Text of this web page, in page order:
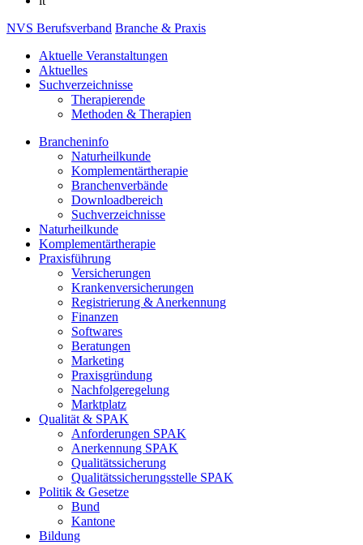
NVS Berufsverband Branche & Praxis
Aktuelle Veranstaltungen
Aktuelles
Suchverzeichnisse
Therapierende
Methoden & Therapien
Brancheninfo
Naturheilkunde
Komplementärtherapie
Branchenverbände
Downloadbereich
Suchverzeichnisse
Naturheilkunde
Komplementärtherapie
Praxisführung
Versicherungen
Krankenversicherungen
Registrierung & Anerkennung
Finanzen
Softwares
Beratungen
Marketing
Praxisgründung
Nachfolgeregelung
Marktplatz
Qualität & SPAK
Anforderungen SPAK
Anerkennung SPAK
Qualitätssicherung
Qualitätssicherungsstelle SPAK
Politik & Gesetze
Bund
Kantone
Bildung